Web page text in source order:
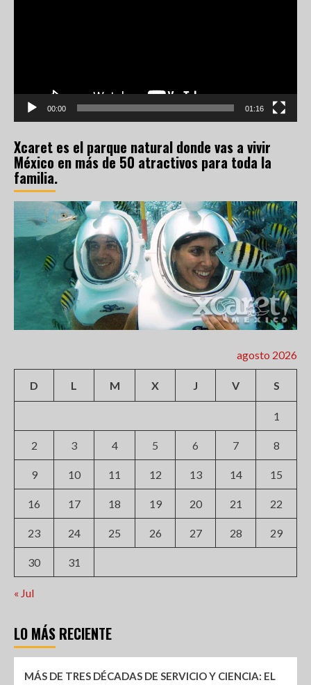
00:00 01:16
Xcaret es el parque natural donde vas a vivir
México en más de 50 atractivos para toda la
familia.
agosto 2026
D L M X J V S
1
2 3 4 5 6 7 8
9 10 11 12 13 14 15
16 17 18 19 20 21 22
23 24 25 26 27 28 29
30 31
« Jul
LO MÁS RECIENTE
MÁS DE TRES DÉCADAS DE SERVICIO Y CIENCIA: EL